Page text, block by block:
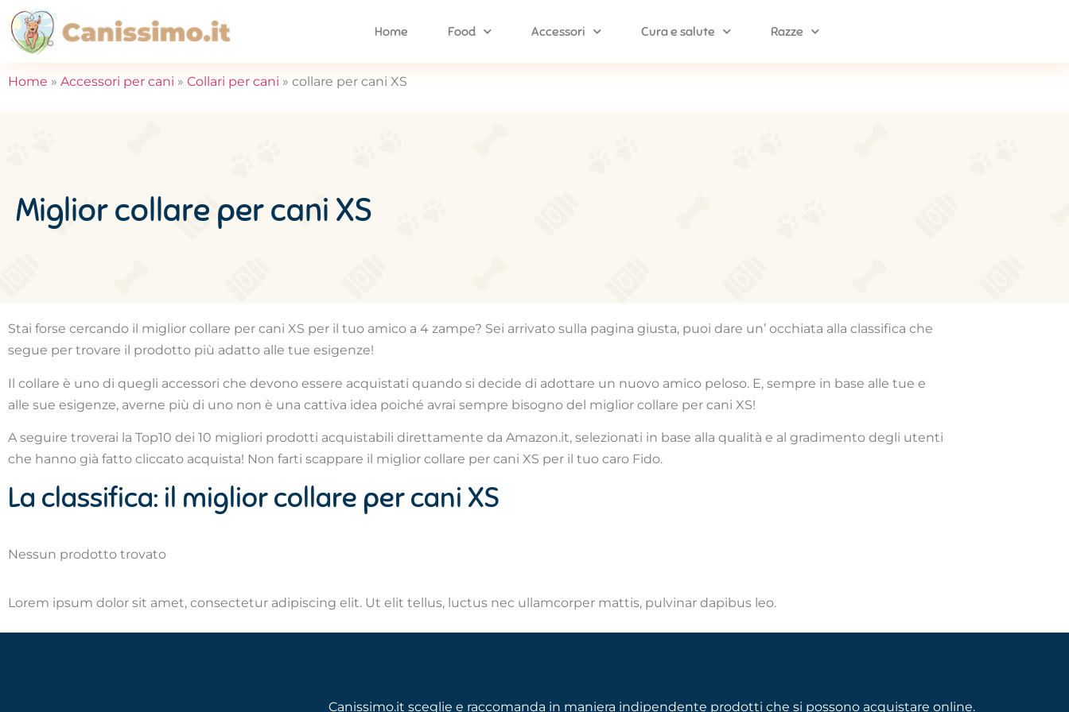
Home Food Accessori Cura e salute Razze
Home » Accessori per cani » Collari per cani » collare per cani XS
Miglior collare per cani XS
Stai forse cercando il miglior collare per cani XS per il tuo amico a 4 zampe? Sei arrivato sulla pagina giusta, puoi dare un’ occhiata alla classifica che
segue per trovare il prodotto più adatto alle tue esigenze!
Il collare è uno di quegli accessori che devono essere acquistati quando si decide di adottare un nuovo amico peloso. E, sempre in base alle tue e
alle sue esigenze, averne più di uno non è una cattiva idea poiché avrai sempre bisogno del miglior collare per cani XS!
A seguire troverai la Top10 dei 10 migliori prodotti acquistabili direttamente da Amazon.it, selezionati in base alla qualità e al gradimento degli utenti
che hanno già fatto cliccato acquista! Non farti scappare il miglior collare per cani XS per il tuo caro Fido.
La classifica: il miglior collare per cani XS
Nessun prodotto trovato
Lorem ipsum dolor sit amet, consectetur adipiscing elit. Ut elit tellus, luctus nec ullamcorper mattis, pulvinar dapibus leo.
Canissimo.it sceglie e raccomanda in maniera indipendente prodotti che si possono acquistare online.